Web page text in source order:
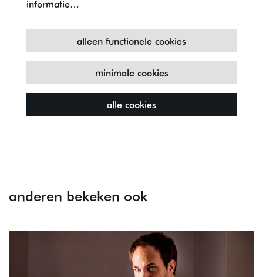
informatie…
alleen functionele cookies
minimale cookies
alle cookies
anderen bekeken ook